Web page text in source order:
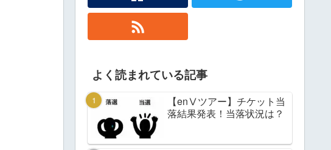
よく読まれている記事
【enⅤツアー】チケット当
落結果発表！当落状況は？